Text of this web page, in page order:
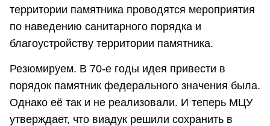
территории памятника проводятся мероприятия
по наведению санитарного порядка и
благоустройству территории памятника.
Резюмируем. В 70-е годы идея привести в
порядок памятник федерального значения была.
Однако её так и не реализовали. И теперь МЦУ
утверждает, что виадук решили сохранить в